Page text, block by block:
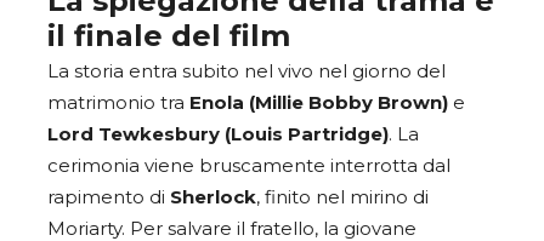
il finale del film
La storia entra subito nel vivo nel giorno del
matrimonio tra Enola (Millie Bobby Brown) e
Lord Tewkesbury (Louis Partridge). La
cerimonia viene bruscamente interrotta dal
rapimento di Sherlock, finito nel mirino di
Moriarty. Per salvare il fratello, la giovane